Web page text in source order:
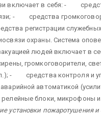
включает в себя: -
- средства
регистрации
охраны. Система
людей включает
громкоговорители,
- средства контроля и
автоматикой
блоки, микрофоны и
установки пожаротушения